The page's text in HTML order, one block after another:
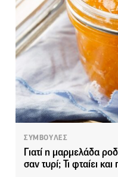
ΣΥΜΒΟΥΛΕΣ
Γιατί η μαρμελάδα
σαν τυρί; Τι φταίει